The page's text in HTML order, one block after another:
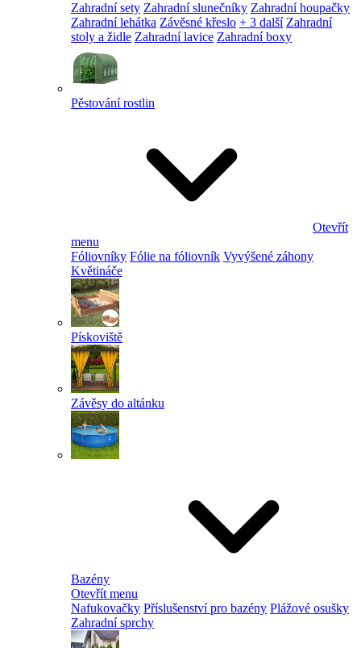
Zahradní sety Zahradní slunečníky Zahradní houpačky
Zahradní lehátka Závěsné křeslo + 3 další Zahradní
stoly a židle Zahradní lavice Zahradní boxy
Pěstování rostlin
Otevřít
menu
Fóliovníky Fólie na fóliovník Vyvýšené záhony
Květináče
Pískoviště
Závěsy do altánku
Bazény
Otevřít menu
Nafukovačky Příslušenství pro bazény Plážové osušky
Zahradní sprchy